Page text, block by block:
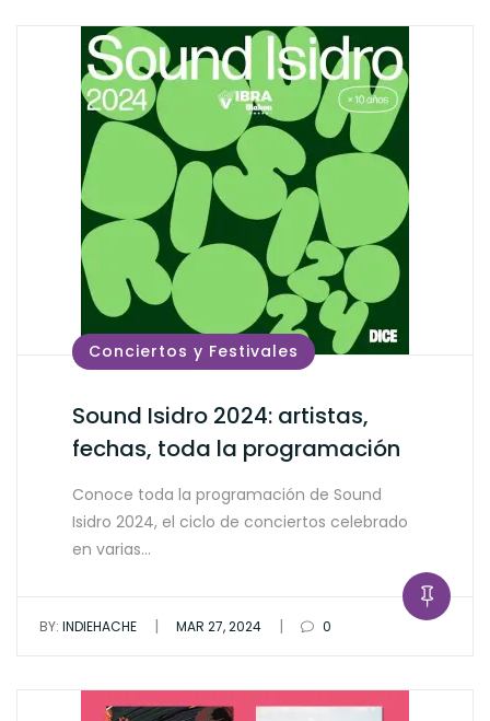
Conciertos y Festivales
Sound Isidro 2024: artistas,
fechas, toda la programación
Conoce toda la programación de Sound
Isidro 2024, el ciclo de conciertos celebrado
en varias…
BY: INDIEHACHE | MAR 27, 2024 | 0